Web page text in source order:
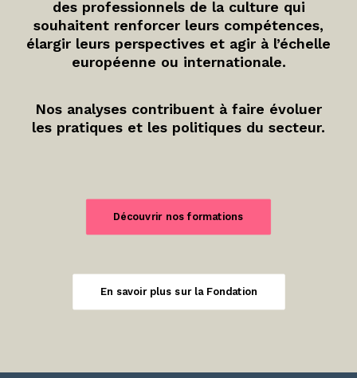
des professionnels de la culture qui
souhaitent renforcer leurs compétences,
élargir leurs perspectives et agir à l’échelle
européenne ou internationale.
Nos analyses contribuent à faire évoluer
les pratiques et les politiques du secteur.
Découvrir nos formations
En savoir plus sur la Fondation